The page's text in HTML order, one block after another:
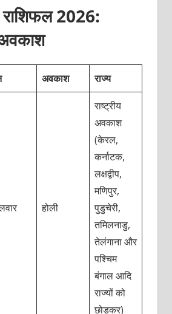
राशिफल 2026:
अवकाश राज्य
होली
राष्ट्रीय
अवकाश
(केरल,
कर्नाटक,
लक्षद्वीप,
मणिपुर,
पुडुचेरी,
तमिलनाडु,
तेलंगाना और
पश्चिम
बंगाल आदि
राज्यों को
छोड़कर)